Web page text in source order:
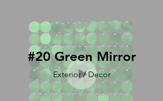
#20 Green Mirror
Exterior / Decor